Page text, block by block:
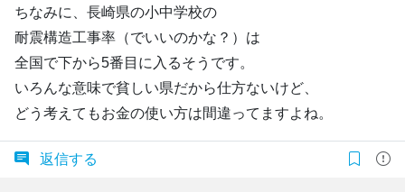
ちなみに、長崎県の小中学校の
耐震構造工事率（でいいのかな？）は
全国で下から5番目に入るそうです。
いろんな意味で貧しい県だから仕方ないけど、
どう考えてもお金の使い方は間違ってますよね。
返信する